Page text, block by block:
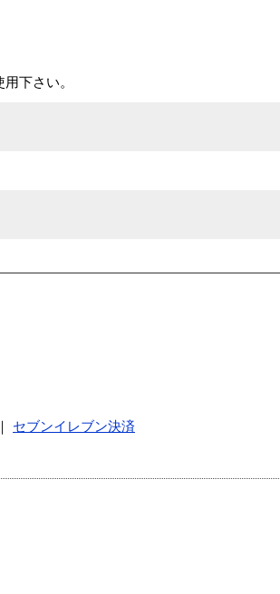
下さい。
セブンイレブン決済